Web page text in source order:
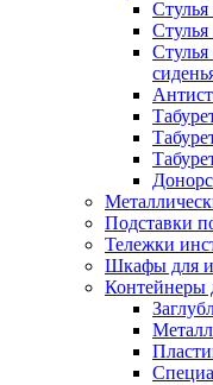
Стулья
Подставки
Тележки
Шкафы для
Контейнеры